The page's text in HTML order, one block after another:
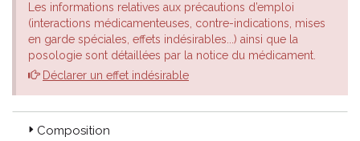
Les informations relatives aux précautions d’emploi
(interactions médicamenteuses, contre-indications, mises
en garde spéciales, effets indésirables...) ainsi que la
posologie sont détaillées par la notice du médicament.
Déclarer un effet indésirable
Composition